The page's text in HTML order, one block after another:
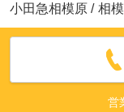
小田急相模原 / 相
営